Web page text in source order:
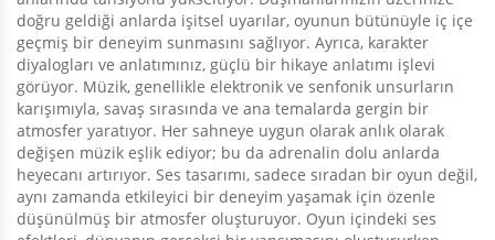
doğru geldiği anlarda işitsel uyarılar, oyunun bütünüyle iç içe
geçmiş bir deneyim sunmasını sağlıyor. Ayrıca, karakter
diyalogları ve anlatımınız, güçlü bir hikaye anlatımı işlevi
görüyor. Müzik, genellikle elektronik ve senfonik unsurların
karışımıyla, savaş sırasında ve ana temalarda gergin bir
atmosfer yaratıyor. Her sahneye uygun olarak anlık olarak
değişen müzik eşlik ediyor; bu da adrenalin dolu anlarda
heyecanı artırıyor. Ses tasarımı, sadece sıradan bir oyun değil,
aynı zamanda etkileyici bir deneyim yaşamak için özenle
düşünülmüş bir atmosfer oluşturuyor. Oyun içindeki ses